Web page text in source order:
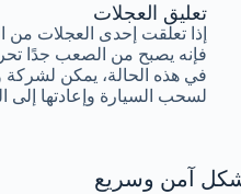
تعليق العجلات
إذا تعلقت إحدى العجلات من
فإنه يصبح من الصعب جدًا
في هذه الحالة، يمكن
لسحب السيارة وإعادتها إلى
آمن وسريع